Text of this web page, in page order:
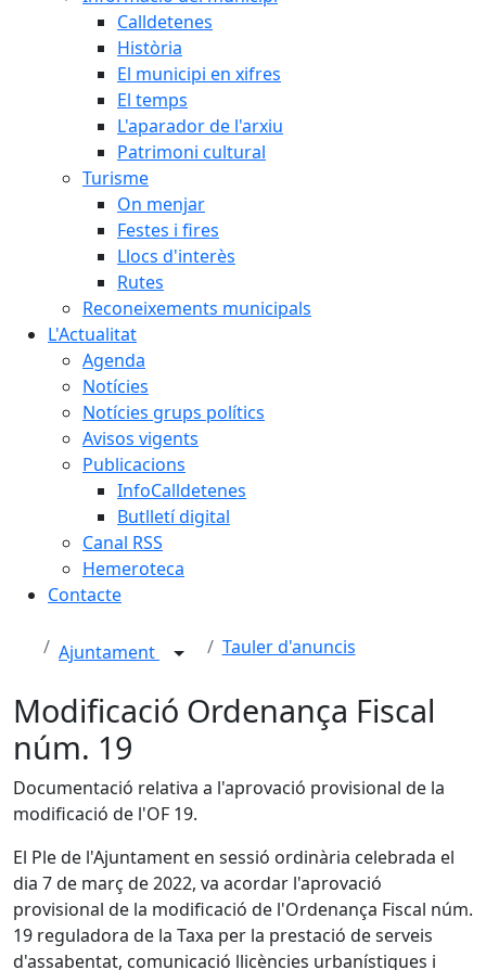
Calldetenes
Història
El municipi en xifres
El temps
L'aparador de l'arxiu
Patrimoni cultural
Turisme
On menjar
Festes i fires
Llocs d'interès
Rutes
Reconeixements municipals
L'Actualitat
Agenda
Notícies
Notícies grups polítics
Avisos vigents
Publicacions
InfoCalldetenes
Butlletí digital
Canal RSS
Hemeroteca
Contacte
Ajuntament Tauler d'anuncis
Modificació Ordenança Fiscal
núm. 19
Documentació relativa a l'aprovació provisional de la
modificació de l'OF 19.
El Ple de l'Ajuntament en sessió ordinària celebrada el
dia 7 de març de 2022, va acordar l'aprovació
provisional de la modificació de l'Ordenança Fiscal núm.
19 reguladora de la Taxa per la prestació de serveis
d'assabentat, comunicació llicències urbanístiques i